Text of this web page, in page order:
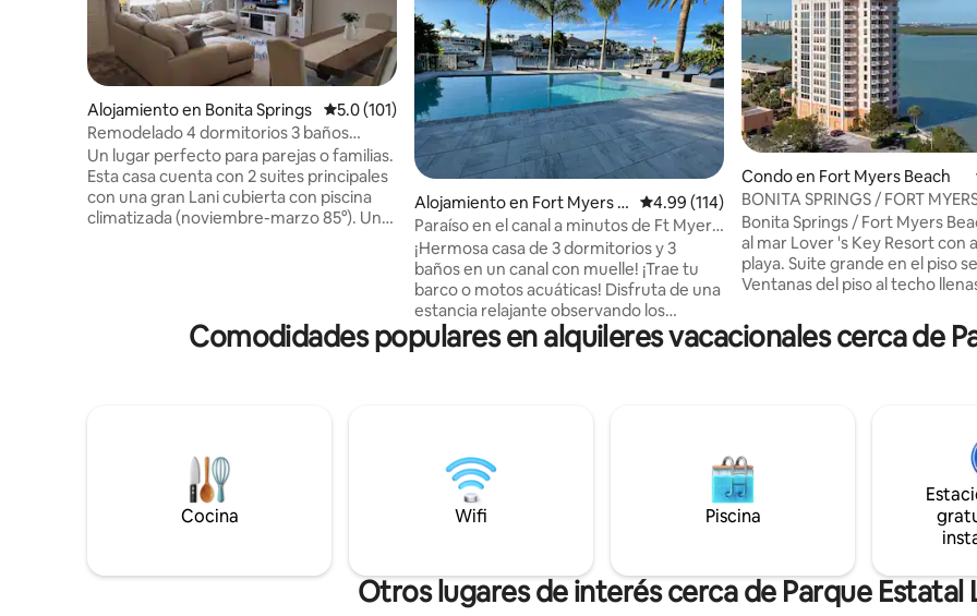
Alojamiento en Bonita Springs Calificación promedio: 5.0 de 5, 101 reseñas
5.0 (101)
Remodelado 4 dormitorios 3 baños
completos Sunshine Getaway
Un lugar perfecto para parejas o familias.
Esta casa cuenta con 2 suites principales
con una gran Lani cubierta con piscina
climatizada (noviembre-marzo 85°). Un
encimera. Disfruta de un paseo en
bicicleta en una de las 4 bicicletas o
eventos! ¡El número máximo de
huéspedes en la propiedad en
CUALQUIER momento es de 8!
Alojamiento en Fort Myers B
each
Calificación promedio: 4.99 de 5, 114 reseñas
4.99 (114)
Paraíso en el canal a minutos de Ft Myers
Beach/Gulf
¡Hermosa casa de 3 dormitorios y 3
baños en un canal con muelle! ¡Trae tu
barco o motos acuáticas! Disfruta de una
estancia relajante observando los
delfines y manatíes justo al lado del
muelle. Esta casa exquisitamente
vacacional a la vuelta de la esquina.
Nueva piscina con jacuzzi y solárium.
Disfruta de hermosas puestas de sol en
el enorme patio. Ve en carrito hasta la
Condo en Fort Myers Beach
BONITA SPRINGS / FORT
AL MAR 1 DORMITORIO
Bonita Springs / Fort Myers
al mar Lover 's Key Resort con
playa. Suite grande en el piso
Ventanas del piso al techo
bahía y el golfo. Cocina de tamaño
completo con barra de
oficina de negocios, lavandería,
la playa y el galardonado
Flippers on the Bay junto al
distancia en auto o en bicicleta
parque estatal y la playa
Comodidades populares en alquileres vacacionales cerca de
Cocina Wifi Piscina
Otros lugares de interés cerca de Parque Estatal